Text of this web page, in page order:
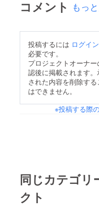
コメント もっ
投稿するには ログイン
必要です。
プロジェクトオーナー
認後に掲載されます。
された内容を削除する
はできません。
※投稿する際
同じカテゴリ
クト